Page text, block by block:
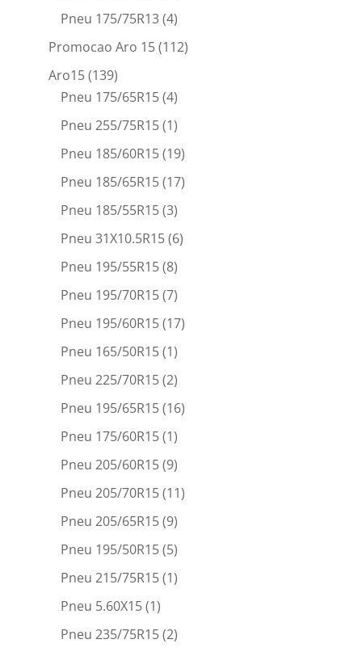
Pneu 175/75R13(4)
Promocao Aro 15(112)
Aro15(139)
Pneu 175/65R15(4)
Pneu 255/75R15(1)
Pneu 185/60R15(19)
Pneu 185/65R15(17)
Pneu 185/55R15(3)
Pneu 31X10.5R15(6)
Pneu 195/55R15(8)
Pneu 195/70R15(7)
Pneu 195/60R15(17)
Pneu 165/50R15(1)
Pneu 225/70R15(2)
Pneu 195/65R15(16)
Pneu 175/60R15(1)
Pneu 205/60R15(9)
Pneu 205/70R15(11)
Pneu 205/65R15(9)
Pneu 195/50R15(5)
Pneu 215/75R15(1)
Pneu 5.60X15(1)
Pneu 235/75R15(2)